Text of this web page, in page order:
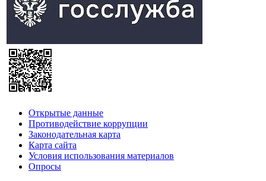
Открытые данные
Противодействие коррупции
Законодательная карта
Карта сайта
Условия использования материалов
Опросы